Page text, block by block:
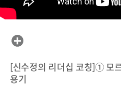
[신수정의 리더십 코칭]① 모
용기